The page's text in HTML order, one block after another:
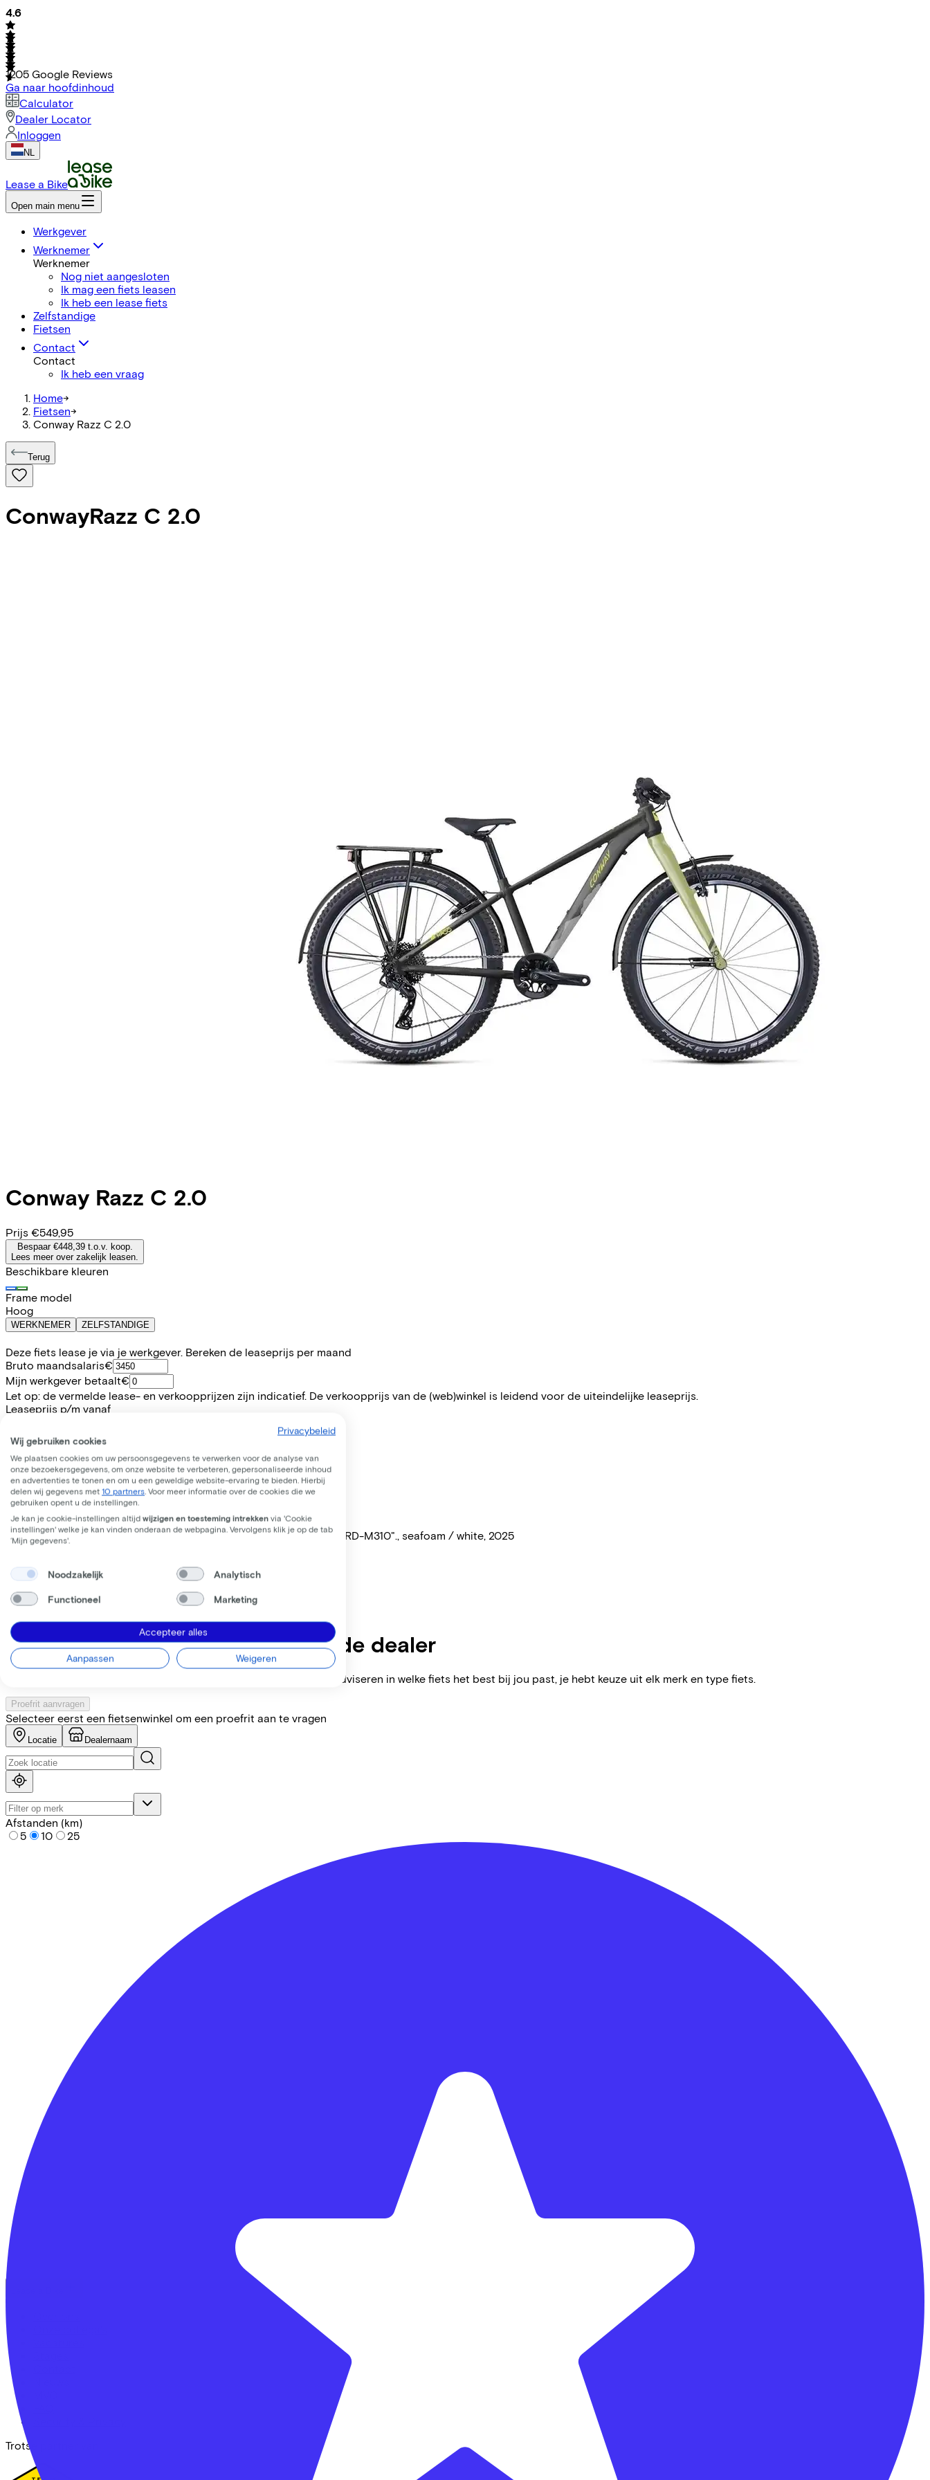
4.6
1205 Google Reviews
Ga naar hoofdinhoud
Calculator
Dealer Locator
Inloggen
NL
Lease a Bike
Open main menu
Werkgever
Werknemer
Werknemer
Nog niet aangesloten
Ik mag een fiets leasen
Ik heb een lease fiets
Zelfstandige
Fietsen
Contact
Contact
Ik heb een vraag
Home->
Fietsen->
Conway Razz C 2.0
Terug
ConwayRazz C 2.0
Conway Razz C 2.0
Prijs €549,95
Bespaar €448,39 t.o.v. koop.
Lees meer over zakelijk leasen.
Beschikbare kleuren
Frame model
Hoog
WERKNEMER ZELFSTANDIGE
Deze fiets lease je via je werkgever. Bereken de leaseprijs per maand
Bruto maandsalaris€
Mijn werkgever betaalt€
Let op: de vermelde lease- en verkoopprijzen zijn indicatief. De verkoopprijs van de (web)winkel is leidend voor de uiteindelijke leaseprijs.
Leaseprijs p/m vanaf
Incl. Service & verzekeringspakket
Overnameprijs na 3 jaar:
Informatie
+−
CONWAY Razz C 2.0 , 20" - 23cm , 7 versnellingen SHIMANO "Altus RD-M310"., seafoam / white, 2025
Specificaties
−
Vind de fiets bij de dichtstbijzijnde dealer
Let op! Niet elke fiets is op voorraad. Laat je door onze partners adviseren in welke fiets het best bij jou past, je hebt keuze uit elk merk en type fiets.
Proefrit aanvragen
Selecteer eerst een fietsenwinkel om een proefrit aan te vragen
Locatie Dealernaam
Afstanden (km)
5
10 25
Trotse partner van
Privacybeleid
Wij gebruiken cookies
We plaatsen cookies om uw persoonsgegevens te verwerken voor de analyse van
onze bezoekersgegevens, om onze website te verbeteren, gepersonaliseerde inhoud
en advertenties te tonen en om u een geweldige website-ervaring te bieden. Hierbij
delen wij gegevens met 10 partners . Voor meer informatie over de cookies die we
gebruiken opent u de instellingen.
Je kan je cookie-instellingen altijd wijzigen en toesteming intrekken via 'Cookie
instellingen' welke je kan vinden onderaan de webpagina. Vervolgens klik je op de tab
‘Mijn gegevens'.
Noodzakelijk Analytisch
Functioneel Marketing
Accepteer alles
Aanpassen Weigeren